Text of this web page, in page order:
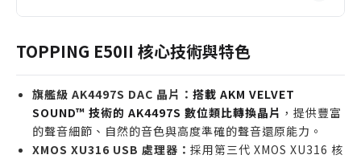
追求極致音訊細節的桌上型 Hi-Fi 發燒友，需要一台
使用主動式監聽喇叭的音樂工作者，希望透過 PEQ
功能進行初步的空間聲學校正。
同時擁有有線 (PC/Mac) 與無線 (手機/平板) 訊源，
需要一台能輕鬆切換且支援 LDAC 的設備。
TOPPING E50II 核心技術與特色
旗艦級 AK4497S DAC 晶片： 搭載 AKM VELVET
SOUND™ 技術的 AK4497S 數位類比轉換晶片 ，提供豐富
的聲音細節、自然的音色與高度準確的聲音還原能力。
XMOS XU316 USB 處理器： 採用第三代 XMOS XU316 核